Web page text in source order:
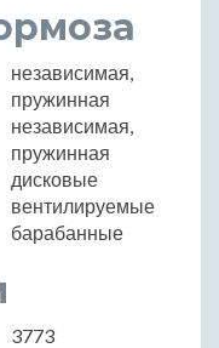
независимая,
пружинная
независимая,
пружинная
дисковые
вентилируемые
барабанные
3773